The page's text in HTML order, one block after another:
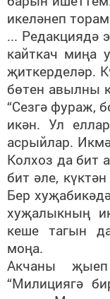
икеләнеп торам
... Редакциядә
кайткач миңа
җиткерделәр.
бөтен авылны
“Сезгә фураж,
икән. Ул
асрыйлар.
Колхоз да бит
бит әле,
Бер
хуҗалыкның
кеше тагын
моңа.
Акчаны
“Милициягә